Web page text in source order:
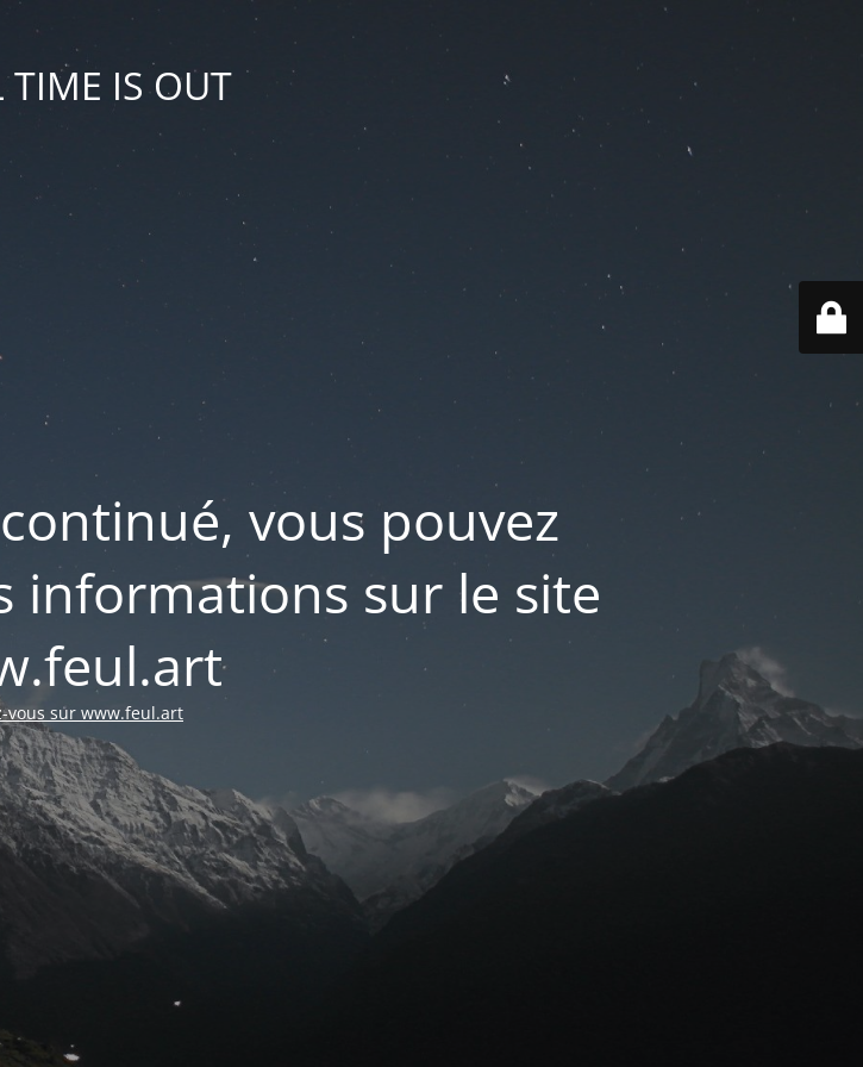
TIME IS OUT
vous pouvez
informations sur le site
vous sur www.feul.art